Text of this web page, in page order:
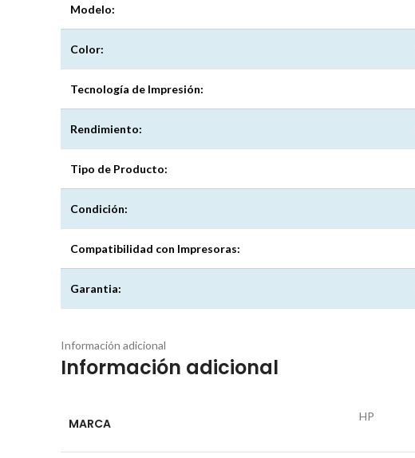
Modelo:
Color:
Tecnología de Impresión:
Rendimiento:
Tipo de Producto:
Condición:
Compatibilidad con Impresoras:
Garantia:
Información adicional
Información adicional
MARCA HP